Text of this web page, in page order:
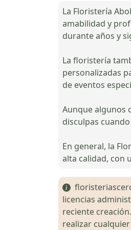
La Floristería
amabilidad y
durante años y
La floristería
personalizadas
de eventos
Aunque algunos
disculpas
En general, la
alta calidad, con
licencias
reciente
realizar